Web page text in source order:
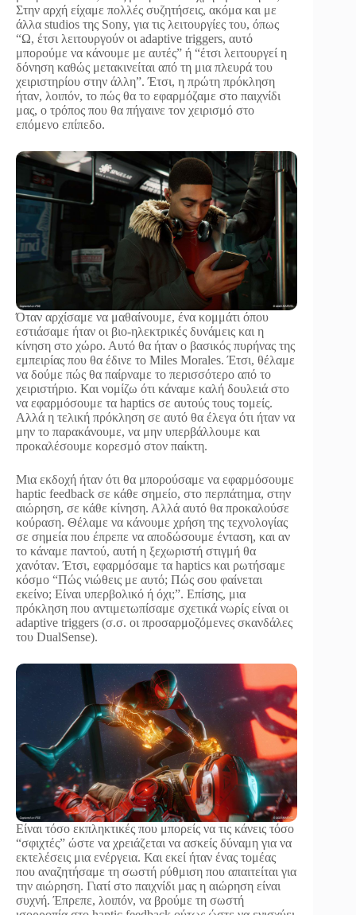
Στην αρχή είχαμε πολλές συζητήσεις, ακόμα και με
άλλα studios της Sony, για τις λειτουργίες του, όπως
“Ω, έτσι λειτουργούν οι adaptive triggers, αυτό
μπορούμε να κάνουμε με αυτές” ή “έτσι λειτουργεί η
δόνηση καθώς μετακινείται από τη μια πλευρά του
χειριστηρίου στην άλλη”. Έτσι, η πρώτη πρόκληση
ήταν, λοιπόν, το πώς θα το εφαρμόζαμε στο παιχνίδι
μας, ο τρόπος που θα πήγαινε τον χειρισμό στο
επόμενο επίπεδο.
Όταν αρχίσαμε να μαθαίνουμε, ένα κομμάτι όπου
εστιάσαμε ήταν οι βιο-ηλεκτρικές δυνάμεις και η
κίνηση στο χώρο. Αυτό θα ήταν ο βασικός πυρήνας της
εμπειρίας που θα έδινε το Miles Morales. Έτσι, θέλαμε
να δούμε πώς θα παίρναμε το περισσότερο από το
χειριστήριο. Και νομίζω ότι κάναμε καλή δουλειά στο
να εφαρμόσουμε τα haptics σε αυτούς τους τομείς.
Αλλά η τελική πρόκληση σε αυτό θα έλεγα ότι ήταν να
μην το παρακάνουμε, να μην υπερβάλλουμε και
προκαλέσουμε κορεσμό στον παίκτη.
Μια εκδοχή ήταν ότι θα μπορούσαμε να εφαρμόσουμε
haptic feedback σε κάθε σημείο, στο περπάτημα, στην
αιώρηση, σε κάθε κίνηση. Αλλά αυτό θα προκαλούσε
κούραση. Θέλαμε να κάνουμε χρήση της τεχνολογίας
σε σημεία που έπρεπε να αποδώσουμε ένταση, και αν
το κάναμε παντού, αυτή η ξεχωριστή στιγμή θα
χανόταν. Έτσι, εφαρμόσαμε τα haptics και ρωτήσαμε
κόσμο “Πώς νιώθεις με αυτό; Πώς σου φαίνεται
εκείνο; Είναι υπερβολικό ή όχι;”. Επίσης, μια
πρόκληση που αντιμετωπίσαμε σχετικά νωρίς είναι οι
adaptive triggers (σ.σ. οι προσαρμοζόμενες σκανδάλες
του DualSense).
Είναι τόσο εκπληκτικές που μπορείς να τις κάνεις τόσο
“σφιχτές” ώστε να χρειάζεται να ασκείς δύναμη για να
εκτελέσεις μια ενέργεια. Και εκεί ήταν ένας τομέας
που αναζητήσαμε τη σωστή ρύθμιση που απαιτείται για
την αιώρηση. Γιατί στο παιχνίδι μας η αιώρηση είναι
συχνή. Έπρεπε, λοιπόν, να βρούμε τη σωστή